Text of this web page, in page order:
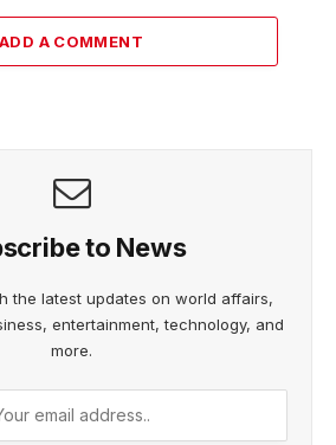
ADD A COMMENT
to News
the latest updates on world affairs,
entertainment, technology, and
more.